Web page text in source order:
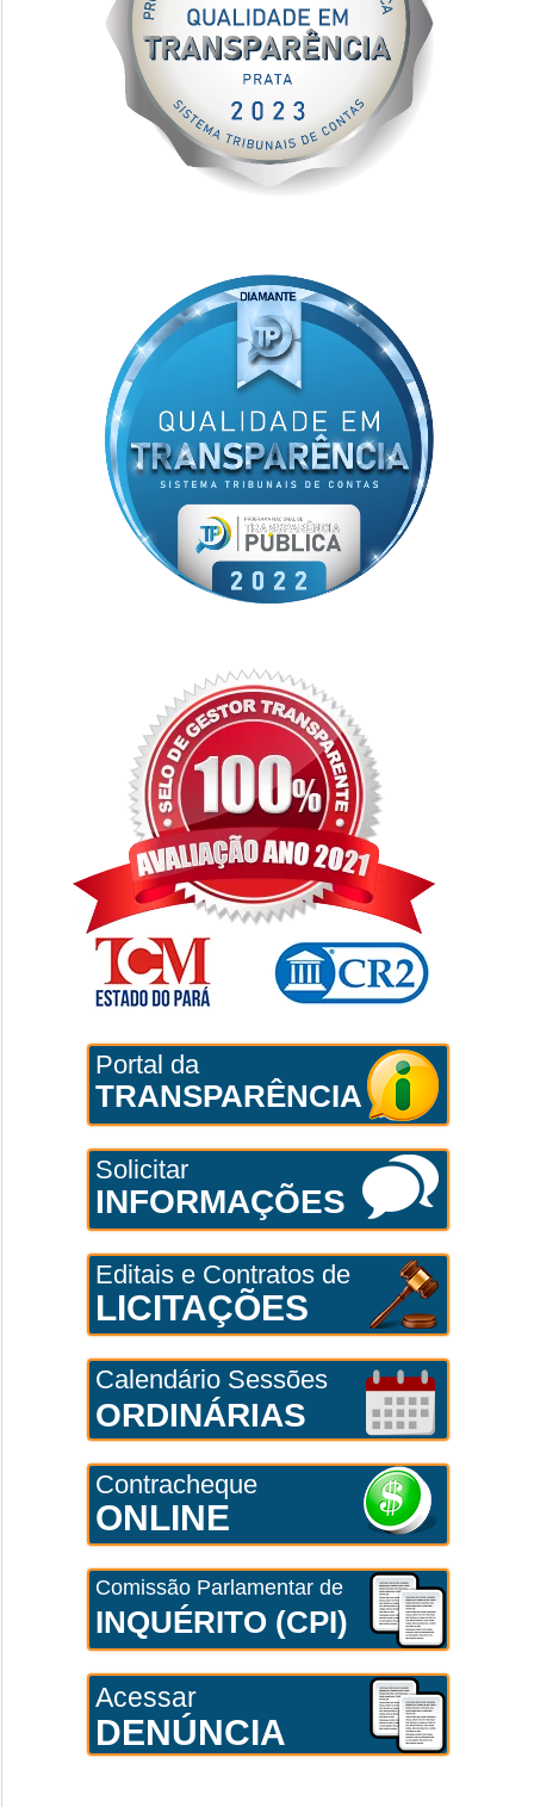
Portal da
TRANSPARÊNCIA
Solicitar
INFORMAÇÕES
Editais e Contratos de
LICITAÇÕES
Calendário Sessões
ORDINÁRIAS
Contracheque
ONLINE
Comissão Parlamentar de
INQUÉRITO (CPI)
Acessar
DENÚNCIA